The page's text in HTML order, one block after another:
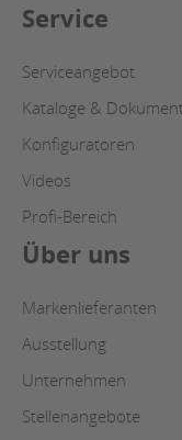
Service
Serviceangebot
Kataloge &
Konfiguratoren
Videos
Profi-Bereich
Über uns
Markenlieferanten
Ausstellung
Unternehmen
Stellenangebote